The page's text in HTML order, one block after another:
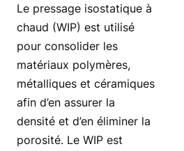
Le pressage isostatique à
chaud (WIP) est utilisé
pour consolider les
matériaux polymères,
métalliques et céramiques
afin d’en assurer la
densité et d’en éliminer la
porosité. Le WIP est